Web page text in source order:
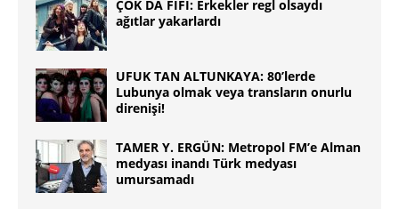
ÇOK DA FİFİ: Erkekler regl olsaydı
ağıtlar yakarlardı
UFUK TAN ALTUNKAYA: 80’lerde
Lubunya olmak veya transların onurlu
direnişi!
TAMER Y. ERGÜN: Metropol FM’e Alman
medyası inandı Türk medyası
umursamadı